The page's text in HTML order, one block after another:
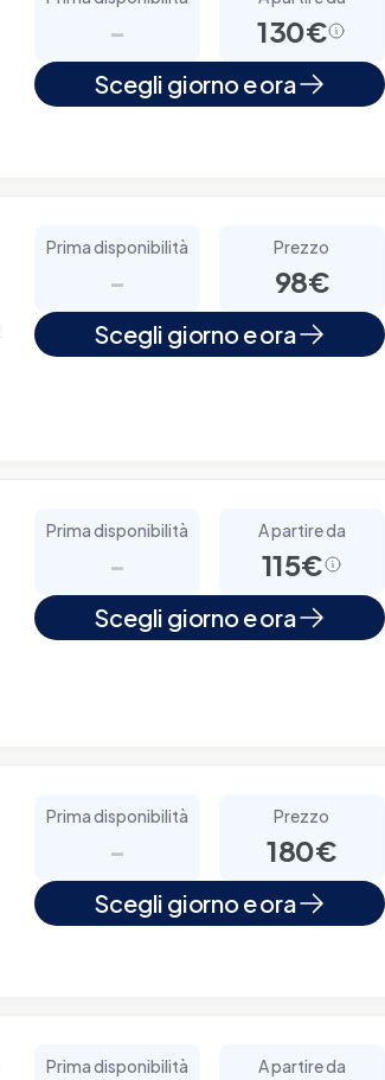
- 130€
Scegli giorno e ora
Prima disponibilità
-
Prezzo
98€
Scegli giorno e ora
Prima disponibilità
-
A partire da
115€
Scegli giorno e ora
Prima disponibilità
-
Prezzo
180€
Scegli giorno e ora
Prima disponibilità A partire da